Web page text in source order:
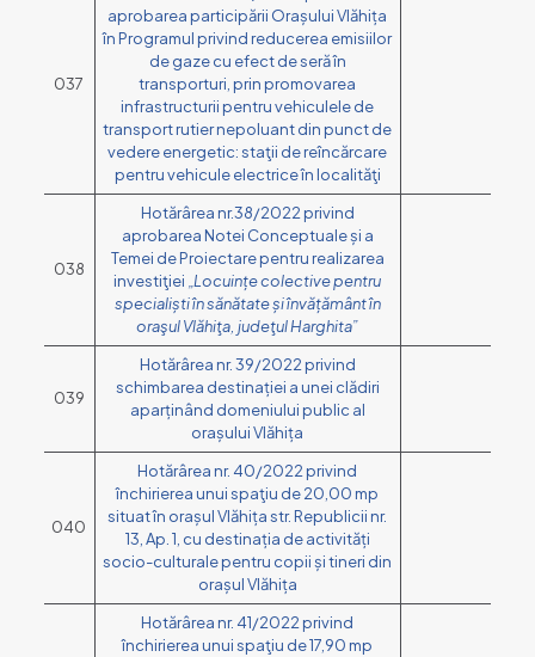
037
aprobarea participării Orașului Vlăhița
în Programul privind reducerea emisiilor
de gaze cu efect de seră în
transporturi, prin promovarea
infrastructurii pentru vehiculele de
transport rutier nepoluant din punct de
vedere energetic: staţii de reîncărcare
pentru vehicule electrice în localităţi
038
Hotărârea nr.38/2022 privind
aprobarea Notei Conceptuale și a
Temei de Proiectare pentru realizarea
investiţiei „Locuințe colective pentru
specialiști în sănătate și învățământîn
oraşul Vlăhiţa, judeţul Harghita”
039
Hotărârea nr. 39/2022 privind
schimbarea destinației a unei clădiri
aparținând domeniului public al
orașului Vlăhița
040
Hotărârea nr. 40/2022 privind
închirierea unui spaţiu de 20,00 mp
situat în orașul Vlăhița str. Republicii nr.
13, Ap. 1, cu destinația de activități
socio-culturale pentru copii și tineri din
orașul Vlăhița
Hotărârea nr. 41/2022 privind
închirierea unui spaţiu de 17,90 mp